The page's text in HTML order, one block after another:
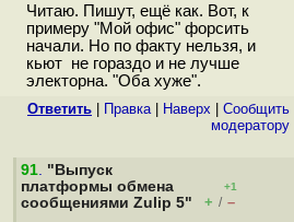
Читаю. Пишут, ещё как. Вот, к
примеру "Мой офис" форсить
начали. Но по факту нельзя, и
кьют не гораздо и не лучше
электорна. "Оба хуже".
Ответить Правка| Наверх
Cообщить
модератору
91. "Выпуск
платформы обмена
сообщениями Zulip 5"
+1
+ / –